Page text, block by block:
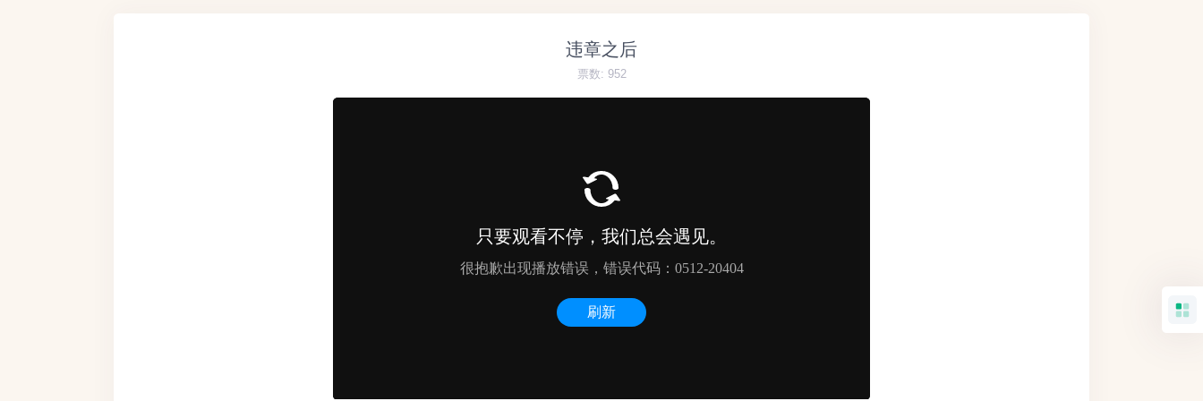
违章之后
票数: 952